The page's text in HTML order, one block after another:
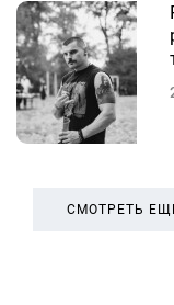
СМОТРЕТЬ